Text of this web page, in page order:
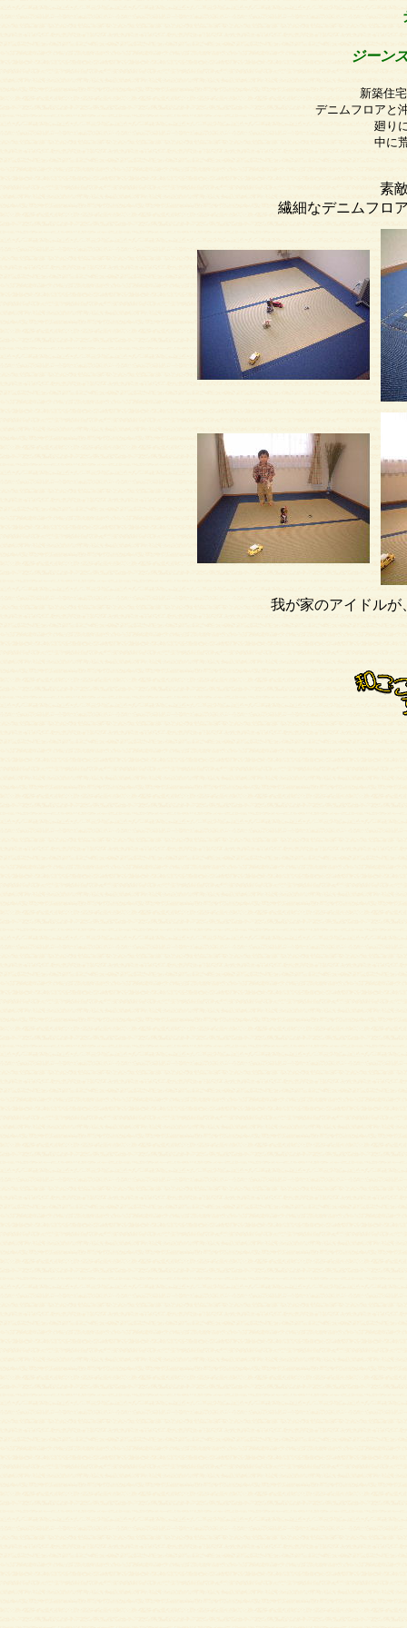
ジーン
新築住
デニムフロアと
廻り
中に
素
繊細なデニムフロ
我が家のアイド